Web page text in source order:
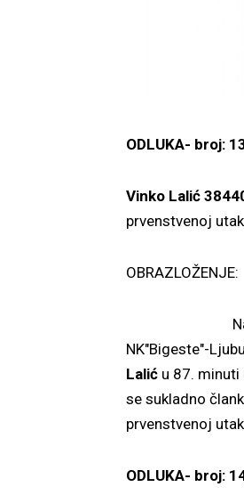
ODLUKA- broj:
Vinko Lalić
prvenstvenoj
OBRAZLOŽENJE:
Na utakmici
NK"Bigeste"-
Lalić u 87.
se sukladno
prvenstvenoj
ODLUKA- broj: